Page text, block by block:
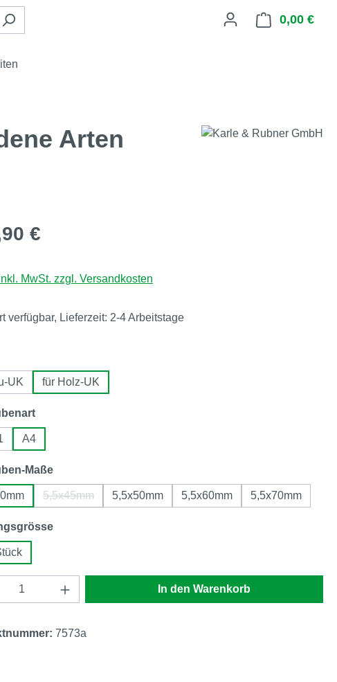
0,00 €
Arten
Preis:
€
MwSt. zzgl. Versandkosten
verfügbar, Lieferzeit: 2-4 Arbeitstage
UK für Holz-UK
auswählen
A4
Maßeauswählen
5,5x45mm
(Diese Option ist zurzeit nicht verfügbar.)
5,5x50mm 5,5x60mm 5,5x70mm
auswählen
Anzahl: Gib den gewünschten Wert ein
In den Warenkorb
7573a